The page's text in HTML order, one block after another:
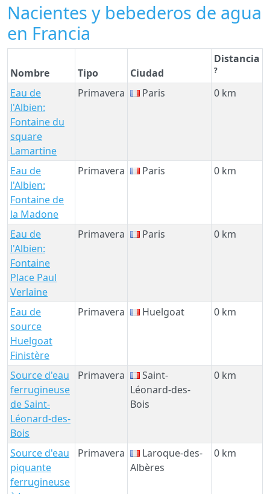
Nacientes y bebederos de agua
en Francia
Nombre Tipo Ciudad
Distancia
?
Eau de
l'Albien:
Fontaine du
square
Lamartine
Primavera Paris 0 km
Eau de
l'Albien:
Fontaine de
la Madone
Primavera Paris 0 km
Eau de
l'Albien:
Fontaine
Place Paul
Verlaine
Primavera Paris 0 km
Eau de
source
Huelgoat
Finistère
Primavera Huelgoat 0 km
Source d'eau
ferrugineuse
de Saint-
Léonard-des-
Bois
Primavera
Saint-
Léonard-des-
Bois
0 km
Source d'eau
piquante
ferrugineuse
Primavera
Laroque-des-
Albères
0 km